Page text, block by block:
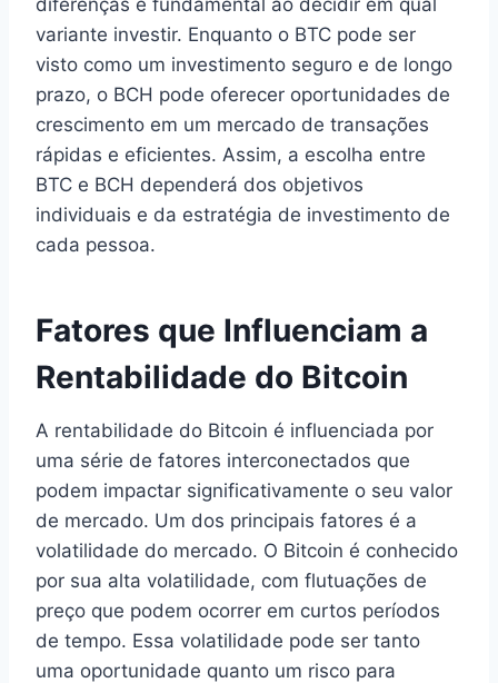
variante investir. Enquanto o BTC pode ser
visto como um investimento seguro e de longo
prazo, o BCH pode oferecer oportunidades de
crescimento em um mercado de transações
rápidas e eficientes. Assim, a escolha entre
BTC e BCH dependerá dos objetivos
individuais e da estratégia de investimento de
cada pessoa.
Fatores que Influenciam a
Rentabilidade do Bitcoin
A rentabilidade do Bitcoin é influenciada por
uma série de fatores interconectados que
podem impactar significativamente o seu valor
de mercado. Um dos principais fatores é a
volatilidade do mercado. O Bitcoin é conhecido
por sua alta volatilidade, com flutuações de
preço que podem ocorrer em curtos períodos
de tempo. Essa volatilidade pode ser tanto
uma oportunidade quanto um risco para